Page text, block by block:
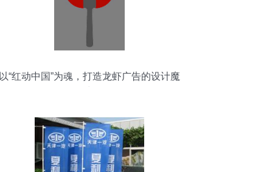
以“红动中国”为魂，打造龙虾广告的设计魔